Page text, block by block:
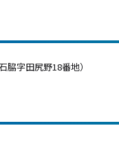
字田尻野18番地）